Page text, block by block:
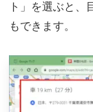
ト」を選ぶと、
もできます。